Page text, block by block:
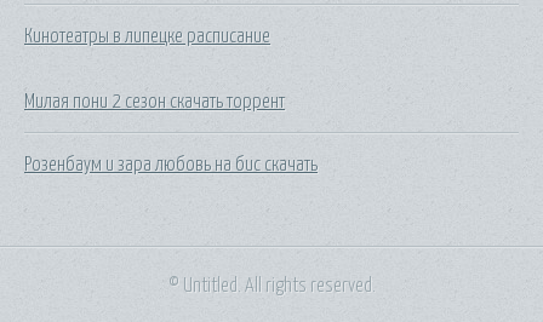
Кинотеатры в липецке расписание
Милая пони 2 сезон скачать торрент
Розенбаум и зара любовь на бис скачать
© Untitled. All rights reserved.